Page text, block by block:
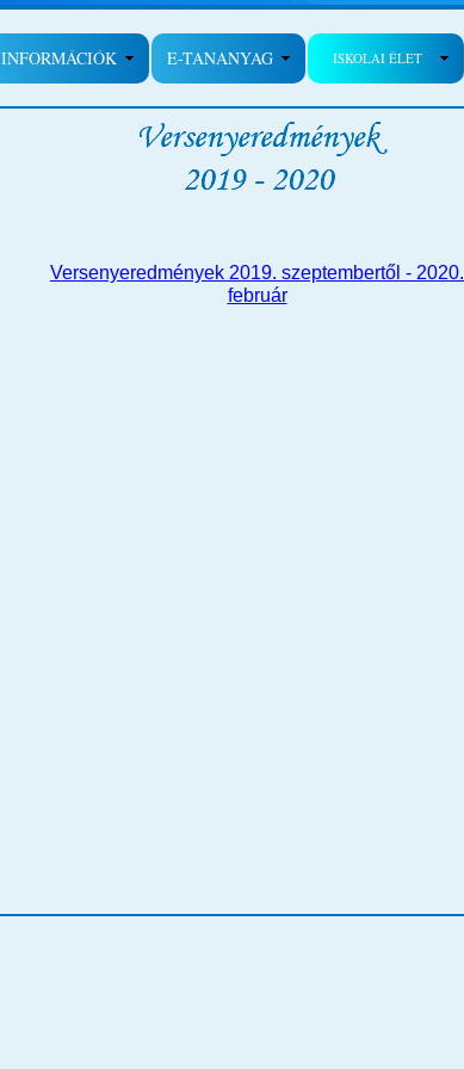
INFORMÁCIÓK E-TANANYAG ISKOLAI ÉLET
Versenyeredmények 2019. szeptembertől - 2020.
február